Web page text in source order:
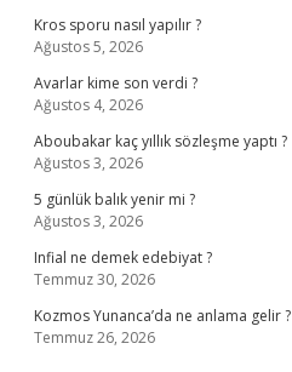
Kros sporu nasıl yapılır ?
Ağustos 5, 2026
Avarlar kime son verdi ?
Ağustos 4, 2026
Aboubakar kaç yıllık sözleşme yaptı ?
Ağustos 3, 2026
5 günlük balık yenir mi ?
Ağustos 3, 2026
Infial ne demek edebiyat ?
Temmuz 30, 2026
Kozmos Yunanca’da ne anlama gelir ?
Temmuz 26, 2026